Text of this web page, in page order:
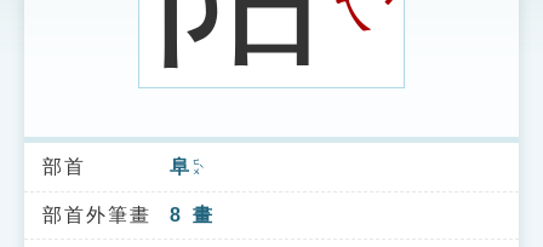
索引選單
知識索引
ㄟ
部首 阜 ㄈㄨˋ
部首外筆畫 8 畫